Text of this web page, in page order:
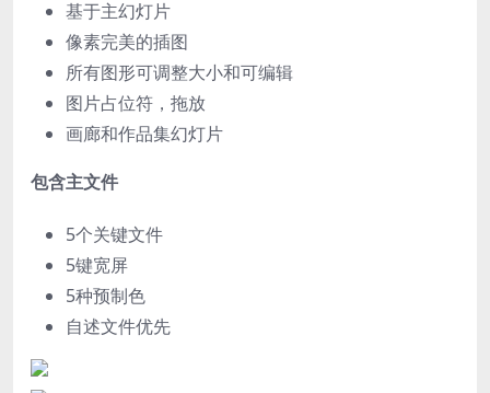
基于主幻灯片
像素完美的插图
所有图形可调整大小和可编辑
图片占位符，拖放
画廊和作品集幻灯片
包含主文件
5个关键文件
5键宽屏
5种预制色
自述文件优先